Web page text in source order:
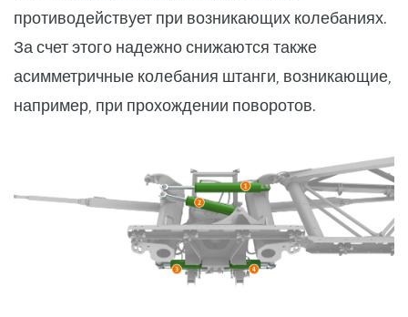
противодействует при возникающих колебаниях.
За счет этого надежно снижаются также
асимметричные колебания штанги, возникающие,
например, при прохождении поворотов.